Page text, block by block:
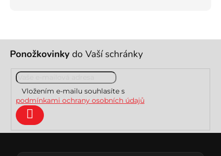
Z
Ponožkovinky do Vaší schránky
Vložením e-mailu souhlasíte s
podmínkami ochrany osobních údajů
Přihlásit